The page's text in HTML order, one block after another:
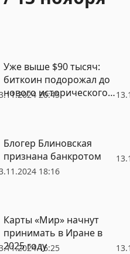
20:45
Уже выше $90 тысяч:
биткоин подорожал до
нового исторического
18:16
Блогер Блиновская
признана банкротом
16:25
Карты «Мир» начнут
принимать в Иране в
2025 году